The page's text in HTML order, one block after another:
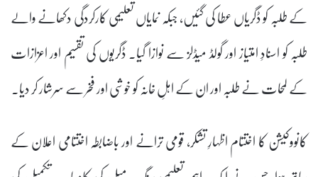
کے طلبہ کو ڈگریاں عطا کی گئیں، جبکہ نمایاں تعلیمی کارکردگی دکھانے والے
طلبہ کو اسنادِ امتیاز اور گولڈ میڈلز سے نوازا گیا۔ ڈگریوں کی تقسیم اور اعزازات
کے لمحات نے طلبہ اور ان کے اہلِ خانہ کو خوشی اور فخر سے سرشار کر دیا۔
کانووکیشن کا اختتام اظہارِ تشکر، قومی ترانے اور باضابطہ اختتامی اعلان کے